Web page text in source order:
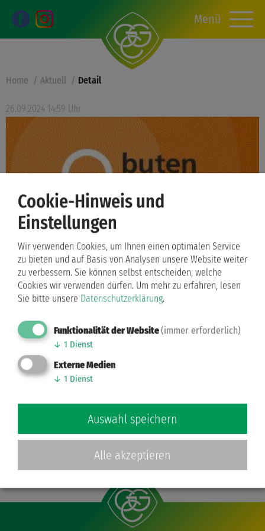
Home Aktuell Detail
26.09.2024 14:59 Uhr
Ein Tag mit Bremer
Tanzpaar unterwegs
„butenunbinnen“ berichtet über den
Trainingsalltag von Yigit Bayraktar/Lukrecija
Kuraite. Wer sich hier einen Überblick verschaffen
möchte, findet das Video hier:
Zurück
Menü
Cookie-Hinweis und
Einstellungen
Wir verwenden Cookies, um Ihnen einen optimalen Service
zu bieten und auf Basis von Analysen unsere Website weiter
zu verbessern. Sie können selbst entscheiden, welche
Cookies wir verwenden dürfen. Um mehr zu erfahren, lesen
Sie bitte unsere Datenschutzerklärung.
Funktionalität der Website(immer erforderlich)
↓ 1 Dienst
Externe Medien
↓ 1 Dienst
Auswahl speichern
Alle akzeptieren